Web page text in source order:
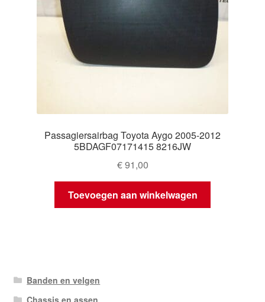
Passagiersairbag Toyota Aygo 2005-2012
5BDAGF07171415 8216JW
€91,00
Toevoegen aan winkelwagen
Banden en velgen